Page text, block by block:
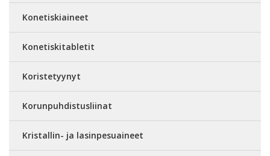
Konetiskiaineet
Konetiskitabletit
Koristetyynyt
Korunpuhdistusliinat
Kristallin- ja lasinpesuaineet